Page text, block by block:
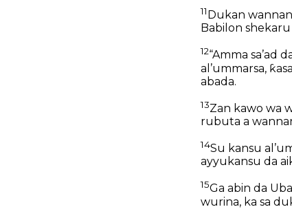
11 Dukan
Babilon shekaru
12“Amma sa’ad
al’ummarsa,
abada.
13Zan kawo wa
rubuta a
14Su kansu
ayyukansu da
15Ga abin da
wurina, ka sa